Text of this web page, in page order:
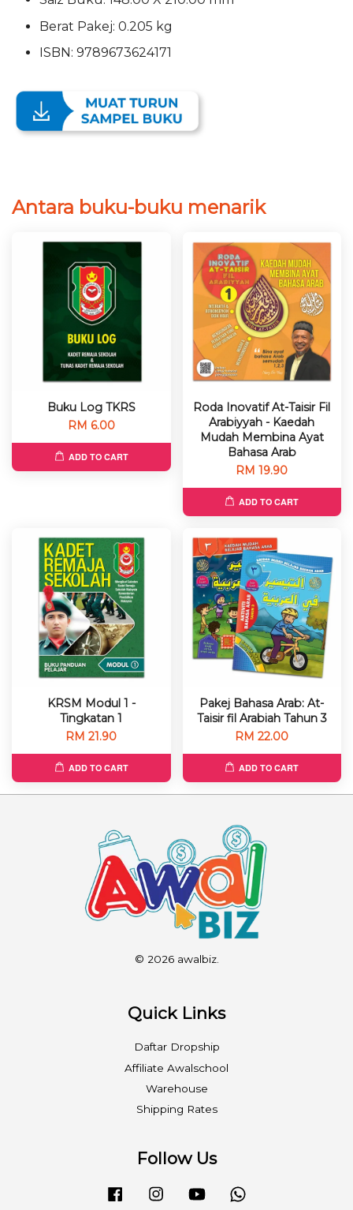
Berat Pakej: 0.205 kg
ISBN: 9789673624171
Antara buku-buku menarik
Buku Log TKRS
RM 6.00
ADD TO CART
Roda Inovatif At-Taisir Fil
Arabiyyah - Kaedah
Mudah Membina Ayat
Bahasa Arab
RM 19.90
ADD TO CART
KRSM Modul 1 -
Tingkatan 1
RM 21.90
ADD TO CART
Pakej Bahasa Arab: At-
Taisir fil Arabiah Tahun 3
RM 22.00
ADD TO CART
© 2026 awalbiz.
Quick Links
Daftar Dropship
Affiliate Awalschool
Warehouse
Shipping Rates
Follow Us
FacebookInstagramYouTube